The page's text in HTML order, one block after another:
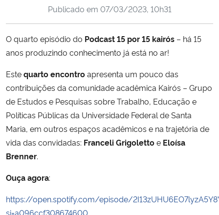
Ministério da Cidadania
Ministério de Minas e Energia
Ministério da Ciência, Tecnologia, Inovações e Comunicações
Ministério do Meio Ambiente
Publicado em 07/03/2023, 10h31
O quarto episódio do Podcast 15 por 15 kairós – há 15
anos produzindo conhecimento já está no ar!
Estequarto encontroapresenta um pouco das
contribuições da comunidade acadêmica Kairós – Grupo
de Estudos e Pesquisas sobre Trabalho, Educação e
Políticas Públicas da Universidade Federal de Santa
Maria, em outros espaços acadêmicos e na trajetória de
vida das convidadas: Franceli Grigolettoe Eloísa
Brenner.
Ouça agora:
https://open.spotify.com/episode/
si=a096ccf308674600